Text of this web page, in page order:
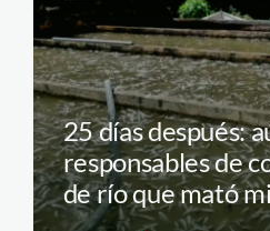
25 días después:
responsables de
de río que mató